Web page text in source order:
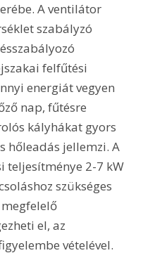
A ventilátor
szabályzó
felfűtési
energiát vegyen
nap, fűtésre
kályhákat gyors
hőleadás jellemzi. A
teljesítménye 2-7 kW
szükséges
el, az
vételével.